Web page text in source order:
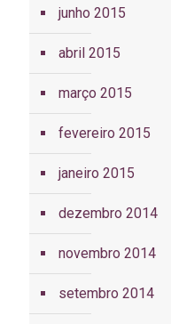
junho 2015
abril 2015
março 2015
fevereiro 2015
janeiro 2015
dezembro 2014
novembro 2014
setembro 2014